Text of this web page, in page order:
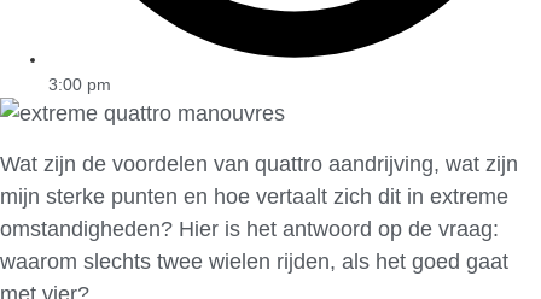
3:00 pm
Wat zijn de voordelen van quattro aandrijving, wat zijn
mijn sterke punten en hoe vertaalt zich dit in extreme
omstandigheden? Hier is het antwoord op de vraag:
waarom slechts twee wielen rijden, als het goed gaat
met vier?